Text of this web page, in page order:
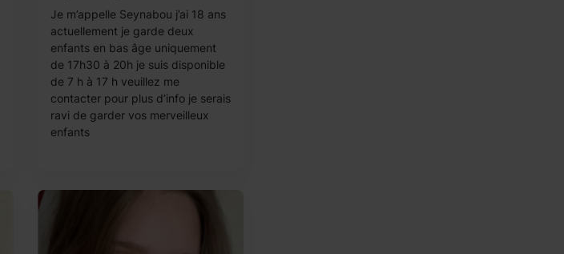
Je m’appelle Seynabou j’ai 18 ans
actuellement je garde deux
enfants en bas âge uniquement
de 17h30 à 20h je suis disponible
de 7 h à 17 h veuillez me
contacter pour plus d’info je serais
ravi de garder vos merveilleux
enfants